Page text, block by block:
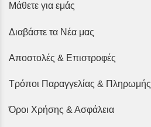
Μάθετε για εμάς
Διαβάστε τα Νέα μας
Αποστολές & Επιστροφές
Τρόποι Παραγγελίας & Πληρωμής
Όροι Χρήσης & Ασφάλεια